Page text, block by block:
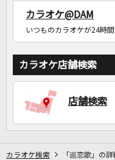
カラオケ@DAM
いつものカラオケが24時
カラオケ店舗検索
店舗検索
カラオケ検索 「巡恋歌」の詳